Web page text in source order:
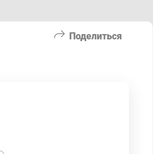
Поделиться